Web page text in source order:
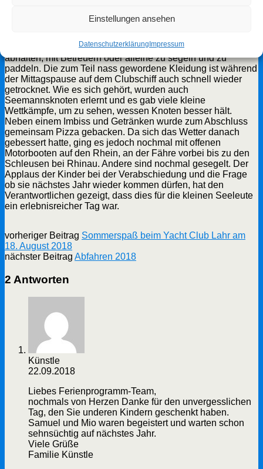
Einstellungen ansehen
DatenschutzerklärungImpressum
Empfang auf dem Clubschiff durch die zahlreichen Betreuer
ging es zunächst mit 3 großen Motorbooten auf eine Fahrt
Schwimmwesten. Die Kinder ließen sich auch nicht
abhalten, mit Betreuern oder alleine zu segeln und zu
paddeln. Die zum Teil nass gewordene Kleidung ist während
der Mittagspause auf dem Clubschiff auch schnell wieder
getrocknet. Wie es sich gehört, wurden auch
Seemannsknoten erlernt und es gab viele kleine
Wettkämpfe, um zu sehen, wessen Knoten besser hält.
Neben einem Imbiss und Getränken wurde zum Abschluss
gemeinsam Pizza gebacken. Da sich das Wetter danach
gebessert hatte, ging es jedoch nochmal mit offenen
Motorbooten auf den Rhein, an der Fähre vorbei bis zu den
Schleusen bei Rhinau. Andere sind nochmal gesegelt. Der
Applaus der Kinder bei der Verabschiedung und die Frage
ob sie nächstes Jahr wieder kommen dürfen, hat den
Verantwortlichen gezeigt, dass dies für die kleinen Seeleute
ein erlebnisreicher Tag war.
vorheriger Beitrag Sommerspaß beim Yacht Club Lahr am
18. August 2018
nächster Beitrag Abfahren 2018
2 Antworten
Künstle
22.09.2018
Liebes Ferienprogramm-Team,
nochmals von Herzen Danke für den unvergesslichen
Tag, den Sie underen Kindern geschenkt haben.
Samuel und Mio waren begeistert und warten schon
sehnsüchtig auf nächstes Jahr.
Viele Grüße
Familie Künstle